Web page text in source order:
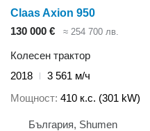
Claas Axion 950
130 000 €
≈ 254 700 лв.
Колесен трактор
2018
3 561 м/ч
Мощност 410 к.с. (301 kW)
България, Shumen